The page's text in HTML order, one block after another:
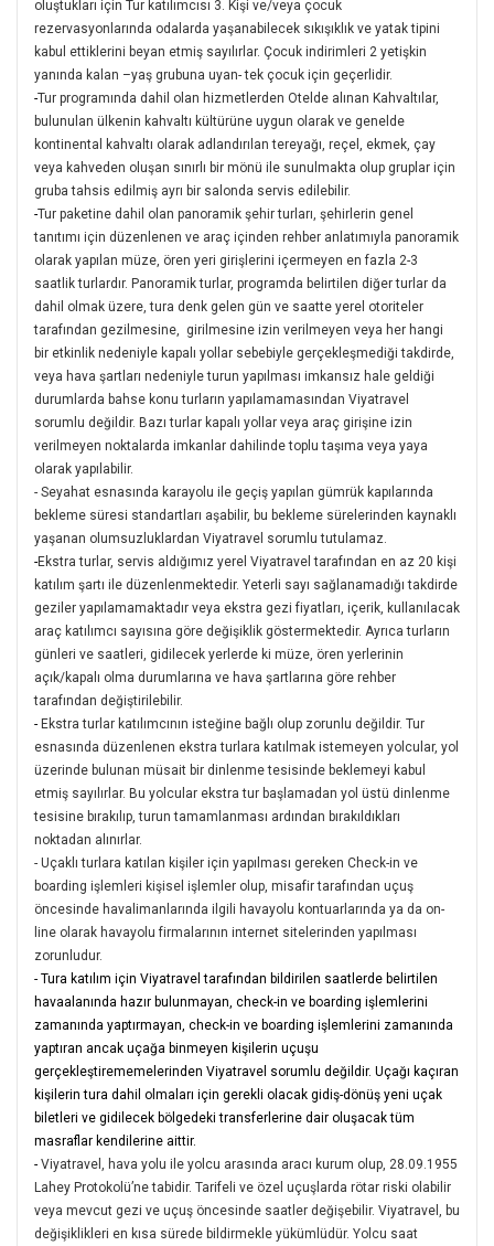
oluştukları için Tur katılımcısı 3. Kişi ve/veya çocuk
rezervasyonlarında odalarda yaşanabilecek sıkışıklık ve yatak tipini
kabul ettiklerini beyan etmiş sayılırlar. Çocuk indirimleri 2 yetişkin
yanında kalan –yaş grubuna uyan- tek çocuk için geçerlidir.
-Tur programında dahil olan hizmetlerden Otelde alınan Kahvaltılar,
bulunulan ülkenin kahvaltı kültürüne uygun olarak ve genelde
kontinental kahvaltı olarak adlandırılan tereyağı, reçel, ekmek, çay
veya kahveden oluşan sınırlı bir mönü ile sunulmakta olup gruplar için
gruba tahsis edilmiş ayrı bir salonda servis edilebilir.
-Tur paketine dahil olan panoramik şehir turları, şehirlerin genel
tanıtımı için düzenlenen ve araç içinden rehber anlatımıyla panoramik
olarak yapılan müze, ören yeri girişlerini içermeyen en fazla 2-3
saatlik turlardır. Panoramik turlar, programda belirtilen diğer turlar da
dahil olmak üzere, tura denk gelen gün ve saatte yerel otoriteler
tarafından gezilmesine, girilmesine izin verilmeyen veya her hangi
bir etkinlik nedeniyle kapalı yollar sebebiyle gerçekleşmediği takdirde,
veya hava şartları nedeniyle turun yapılması imkansız hale geldiği
durumlarda bahse konu turların yapılamamasından Viyatravel
sorumlu değildir. Bazı turlar kapalı yollar veya araç girişine izin
verilmeyen noktalarda imkanlar dahilinde toplu taşıma veya yaya
olarak yapılabilir.
- Seyahat esnasında karayolu ile geçiş yapılan gümrük kapılarında
bekleme süresi standartları aşabilir, bu bekleme sürelerinden kaynaklı
yaşanan olumsuzluklardan Viyatravel sorumlu tutulamaz.
-Ekstra turlar, servis aldığımız yerel Viyatravel tarafından en az 20 kişi
katılım şartı ile düzenlenmektedir. Yeterli sayı sağlanamadığı takdirde
geziler yapılamamaktadır veya ekstra gezi fiyatları, içerik, kullanılacak
araç katılımcı sayısına göre değişiklik göstermektedir. Ayrıca turların
günleri ve saatleri, gidilecek yerlerde ki müze, ören yerlerinin
açık/kapalı olma durumlarına ve hava şartlarına göre rehber
tarafından değiştirilebilir.
- Ekstra turlar katılımcının isteğine bağlı olup zorunlu değildir. Tur
esnasında düzenlenen ekstra turlara katılmak istemeyen yolcular, yol
üzerinde bulunan müsait bir dinlenme tesisinde beklemeyi kabul
etmiş sayılırlar. Bu yolcular ekstra tur başlamadan yol üstü dinlenme
tesisine bırakılıp, turun tamamlanması ardından bırakıldıkları
noktadan alınırlar.
- Uçaklı turlara katılan kişiler için yapılması gereken Check-in ve
boarding işlemleri kişisel işlemler olup, misafir tarafından uçuş
öncesinde havalimanlarında ilgili havayolu kontuarlarında ya da on-
line olarak havayolu firmalarının internet sitelerinden yapılması
zorunludur.
- Tura katılım için Viyatravel tarafından bildirilen saatlerde belirtilen
havaalanında hazır bulunmayan, check-in ve boarding işlemlerini
zamanında yaptırmayan, check-in ve boarding işlemlerini zamanında
yaptıran ancak uçağa binmeyen kişilerin uçuşu
gerçekleştirememelerinden Viyatravel sorumlu değildir. Uçağı kaçıran
kişilerin tura dahil olmaları için gerekli olacak gidiş-dönüş yeni uçak
biletleri ve gidilecek bölgedeki transferlerine dair oluşacak tüm
masraflar kendilerine aittir.
- Viyatravel, hava yolu ile yolcu arasında aracı kurum olup, 28.09.1955
Lahey Protokolü’ne tabidir. Tarifeli ve özel uçuşlarda rötar riski olabilir
veya mevcut gezi ve uçuş öncesinde saatler değişebilir. Viyatravel, bu
değişiklikleri en kısa sürede bildirmekle yükümlüdür. Yolcu saat